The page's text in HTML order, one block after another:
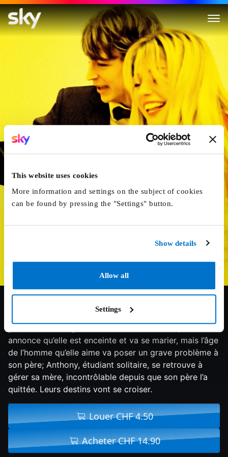
This website uses cookies
More information and settings on the subject of cookies
can be found by pressing the "Settings" button.
Show details
Allow all
Settings
Espèces Menacées
6.5/10 2017 105 min Drame
Joséphine et Tomas viennent de se marier, mais la
part obscure du jeune homme se révèle vite; Mélanie
annonce qu’elle est enceinte et va se marier, mais l’âge
de l’homme qu’elle aime va poser un grave problème à
son père; Anthony, étudiant solitaire, se retrouve à
gérer sa mère, incontrôlable depuis que son père l’a
quittée. Leurs destins vont se croiser.
Louer CHF 4.50
Acheter CHF 14.90